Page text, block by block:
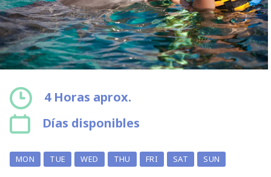
4 Horas aprox.
Días disponibles
MON TUE WED THU FRI SAT SUN